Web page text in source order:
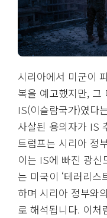
시리아에서 미군이
복을 예고했지만, 그
IS(이슬람국가)였다
사살된 용의자가 IS
트럼프는 시리아 정
이는 IS에 빠진 광신
는 미국이 ‘테러리스
하며 시리아 정부와
로 해석됩니다. 이처